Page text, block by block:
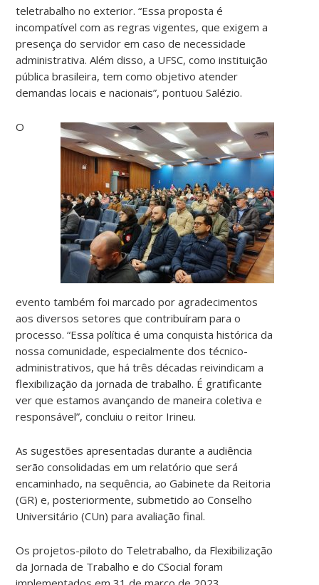
teletrabalho no exterior. “Essa proposta é
incompatível com as regras vigentes, que exigem a
presença do servidor em caso de necessidade
administrativa. Além disso, a UFSC, como instituição
pública brasileira, tem como objetivo atender
demandas locais e nacionais”, pontuou Salézio.
O
evento também foi marcado por agradecimentos
aos diversos setores que contribuíram para o
processo. “Essa política é uma conquista histórica da
nossa comunidade, especialmente dos técnico-
administrativos, que há três décadas reivindicam a
flexibilização da jornada de trabalho. É gratificante
ver que estamos avançando de maneira coletiva e
responsável”, concluiu o reitor Irineu.
As sugestões apresentadas durante a audiência
serão consolidadas em um relatório que será
encaminhado, na sequência, ao Gabinete da Reitoria
(GR) e, posteriormente, submetido ao Conselho
Universitário (CUn) para avaliação final.
Os projetos-piloto do Teletrabalho, da Flexibilização
da Jornada de Trabalho e do CSocial foram